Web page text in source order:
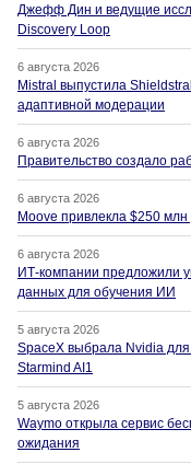
Джефф Дин и ведущие
Discovery Loop
6 августа 2026
Mistral выпустила
адаптивной модерации
6 августа 2026
Правительство создало
6 августа 2026
Moove привлекла $250
6 августа 2026
ИТ-компании предложили
данных для обучения ИИ
5 августа 2026
SpaceX выбрала Nvidia
Starmind AI1
5 августа 2026
Waymo открыла сервис
ожидания